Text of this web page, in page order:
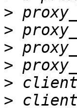
>
>
>
>
>
>